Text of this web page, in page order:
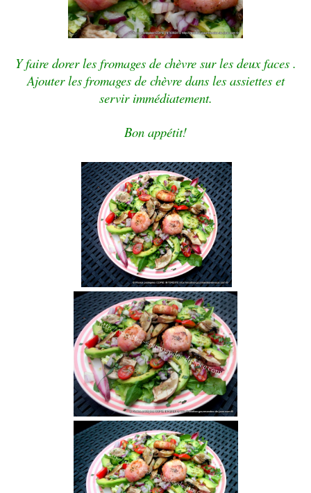
Y faire dorer les fromages de chèvre sur les deux faces .
Ajouter les fromages de chèvre dans les assiettes et
servir immédiatement.
Bon appétit!